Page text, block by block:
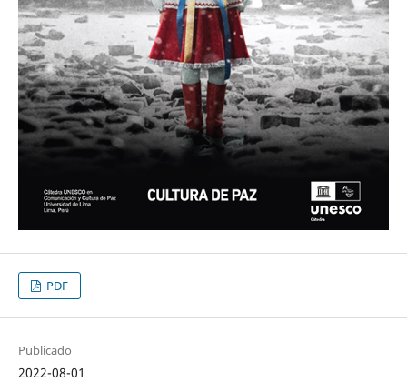
PDF
Publicado
2022-08-01